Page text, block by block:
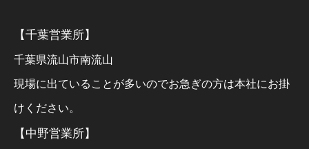
【千葉営業所】
千葉県流山市南流山
現場に出ていることが多いのでお急ぎの方は本社にお掛
けください。
【中野営業所】